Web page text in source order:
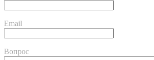
Email
Вопрос